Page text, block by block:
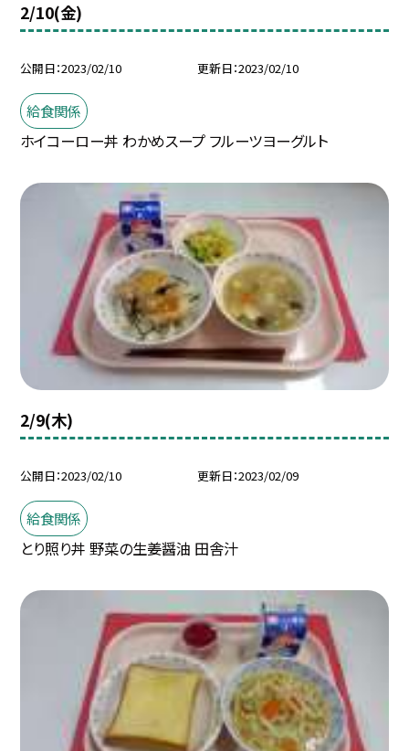
2/10(金)
公開日 2023/02/10 更新日 2023/02/10
給食関係
ホイコーロー丼 わかめスープ フルーツヨーグルト
2/9(木)
公開日 2023/02/10 更新日 2023/02/09
給食関係
とり照り丼 野菜の生姜醤油 田舎汁